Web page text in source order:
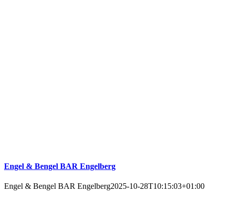
Engel & Bengel BAR Engelberg
Engel & Bengel BAR Engelberg2025-10-28T10:15:03+01:00